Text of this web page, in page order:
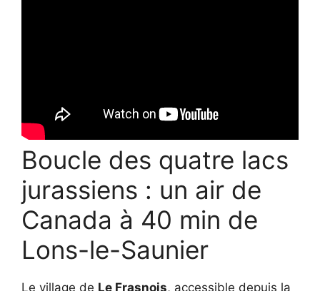
Boucle des quatre lacs
jurassiens : un air de
Canada à 40 min de
Lons-le-Saunier
Le village de Le Frasnois, accessible depuis la